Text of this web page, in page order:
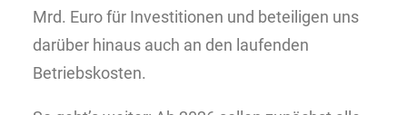
Mrd. Euro für Investitionen und beteiligen uns
darüber hinaus auch an den laufenden
Betriebskosten.